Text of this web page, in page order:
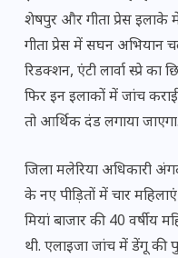
शेषपुर और गीता प्रेस इलाके
गीता प्रेस में सघन अभियान
रिडक्शन, एंटी लार्वा स्प्रे
फिर इन इलाकों में जांच कराई
तो आर्थिक दंड लगाया जाएगा.
जिला मलेरिया अधिकारी
के नए पीड़ितों में चार
मियां बाजार की 40 वर्षीय
थी. एलाइजा जांच में डेंगू की